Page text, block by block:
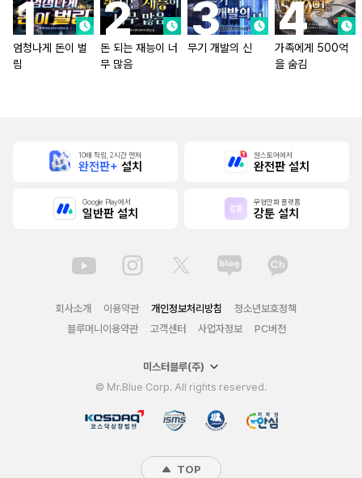
엄청나게 돈이 벌
림
돈 되는 재능이 너
무 많음
무기 개발의 신
가족에게 500억
을 숨김
10배 적립, 2시간 먼저
완전판+ 설치
원스토어에서
완전판 설치
Google Play에서
일반판 설치
무협만화 플랫폼
강툰 설치
회사소개 이용약관 개인정보처리방침
청소년보호정책
블루머니이용약관
고객센터 사업자정보 PC버전
미스터블루(주)
© Mr.Blue Corp. All rights reserved.
TOP